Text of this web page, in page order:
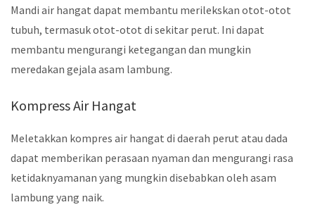
Mandi air hangat dapat membantu merilekskan otot-otot
tubuh, termasuk otot-otot di sekitar perut. Ini dapat
membantu mengurangi ketegangan dan mungkin
meredakan gejala asam lambung.
Kompress Air Hangat
Meletakkan kompres air hangat di daerah perut atau dada
dapat memberikan perasaan nyaman dan mengurangi rasa
ketidaknyamanan yang mungkin disebabkan oleh asam
lambung yang naik.